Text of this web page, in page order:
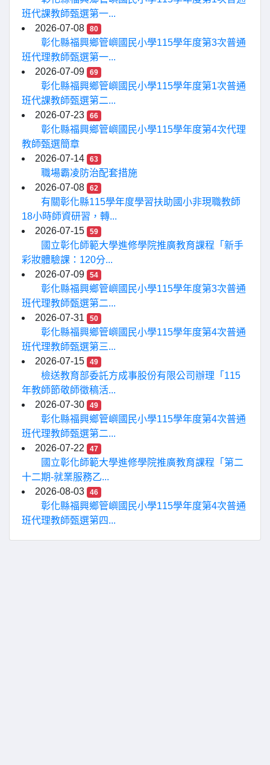
班代課教師甄選第一...
2026-07-08
80
彰化縣福興鄉管嶼國民小學115學年度第3次普通
班代理教師甄選第一...
2026-07-09
69
彰化縣福興鄉管嶼國民小學115學年度第1次普通
班代課教師甄選第二...
2026-07-23
66
彰化縣福興鄉管嶼國民小學115學年度第4次代理
教師甄選簡章
2026-07-14
63
職場霸凌防治配套措施
2026-07-08
62
有關彰化縣115學年度學習扶助國小非現職教師
18小時師資研習，轉...
2026-07-15
59
國立彰化師範大學進修學院推廣教育課程「新手
彩妝體驗課：120分...
2026-07-09
54
彰化縣福興鄉管嶼國民小學115學年度第3次普通
班代理教師甄選第二...
2026-07-31
50
彰化縣福興鄉管嶼國民小學115學年度第4次普通
班代理教師甄選第三...
2026-07-15
49
檢送教育部委託方成事股份有限公司辦理「115
年教師節敬師徵稿活...
2026-07-30
49
彰化縣福興鄉管嶼國民小學115學年度第4次普通
班代理教師甄選第二...
2026-07-22
47
國立彰化師範大學進修學院推廣教育課程「第二
十二期-就業服務乙...
2026-08-03
46
彰化縣福興鄉管嶼國民小學115學年度第4次普通
班代理教師甄選第四...